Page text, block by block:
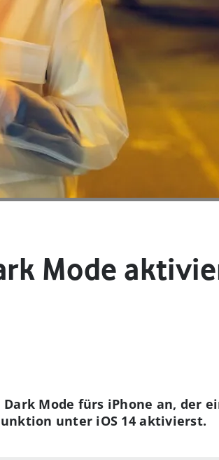
Mode
Mode fürs iPhone an, der
unter iOS 14 aktivierst.